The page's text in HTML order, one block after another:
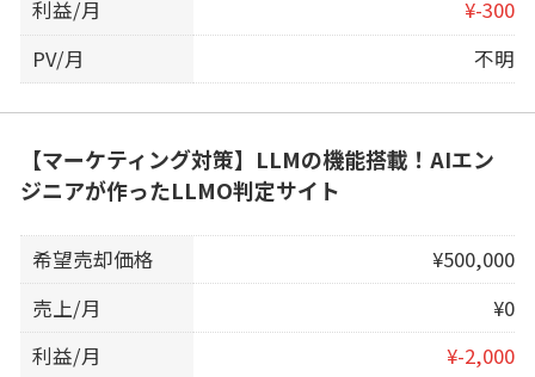
利益/月
¥-300
PV/月
不明
【マーケティング対策】LLMの機能搭載！AIエン
ジニアが作ったLLMO判定サイト
希望売却価格
¥500,000
売上/月
¥0
利益/月
¥-2,000